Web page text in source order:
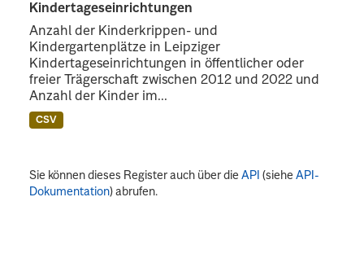
Kindertageseinrichtungen
Anzahl der Kinderkrippen- und
Kindergartenplätze in Leipziger
Kindertageseinrichtungen in öffentlicher oder
freier Trägerschaft zwischen 2012 und 2022 und
Anzahl der Kinder im...
CSV
Sie können dieses Register auch über dieAPI (sieheAPI-
Dokumentation) abrufen.